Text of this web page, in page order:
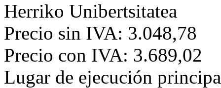
Herriko Unibertsitatea
Precio sin IVA: 3.048,78
Precio con IVA: 3.689,02
Lugar de ejecución